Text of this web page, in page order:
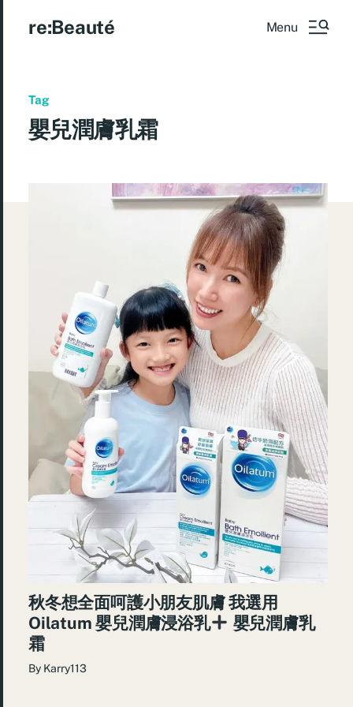
re:Beauté Menu
Tag
嬰兒潤膚乳霜
秋冬想全面呵護小朋友肌膚 我選用
Oilatum 嬰兒潤膚浸浴乳
嬰兒潤膚乳
霜
By Karry113